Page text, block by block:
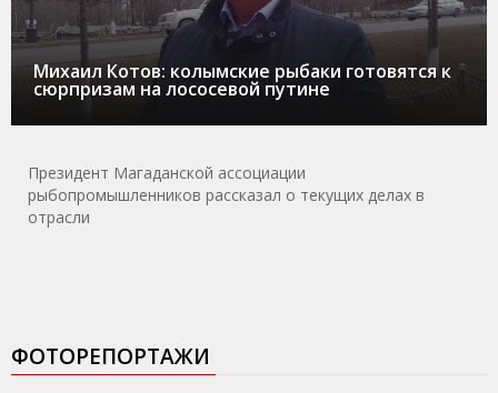
Михаил Котов: колымские рыбаки готовятся к
сюрпризам на лососевой путине
Президент Магаданской ассоциации
рыбопромышленников рассказал о текущих делах в
отрасли
ФОТОРЕПОРТАЖИ